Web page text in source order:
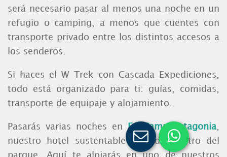
será necesario pasar al menos una noche en un
refugio o camping, a menos que cuentes con
transporte privado entre los distintos accesos a
los senderos.
Si haces el W Trek con Cascada Expediciones,
todo está organizado para ti: guías, comidas,
transporte de equipaje y alojamiento.
Pasarás varias noches en EcoCamp Patagonia
nuestro hotel sustentable ubicado dentro del
parque. Aquí te alojarás en uno de nuestros